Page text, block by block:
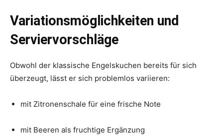
Variationsmöglichkeiten und
Serviervorschläge
Obwohl der klassische Engelskuchen bereits für sich
überzeugt, lässt er sich problemlos variieren:
mit Zitronenschale für eine frische Note
mit Beeren als fruchtige Ergänzung